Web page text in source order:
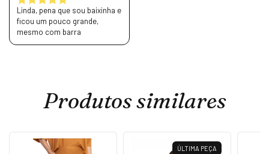
Linda, pena que sou baixinha e
ficou um pouco grande,
mesmo com barra
Produtos similares
ÚLTIMA PEÇA